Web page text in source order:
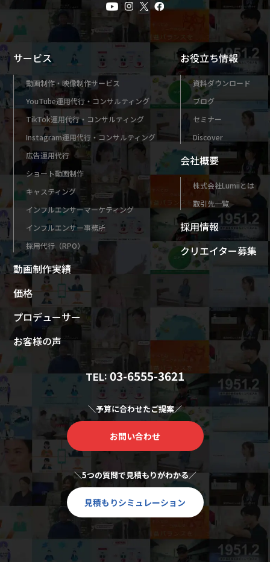
サービス
動画制作・映像制作サービス
YouTube運用代行・コンサルティング
TikTok運用代行・コンサルティング
Instagram運用代行・コンサルティング
広告運用代行
ショート動画制作
キャスティング
インフルエンサーマーケティング
インフルエンサー事務所
採用代行（RPO）
動画制作実績
価格
プロデューサー
お客様の声
お役立ち情報
資料ダウンロード
ブログ
セミナー
Discover
会社概要
株式会社Lumiiとは
取引先一覧
採用情報
クリエイター募集
TEL: 03-6555-3621
＼予算に合わせたご提案／
お問い合わせ
＼5つの質問で見積もりがわかる／
見積もりシミュレーション